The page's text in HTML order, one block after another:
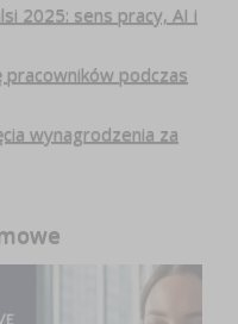
2025: sens pracy, AI i
pracowników podczas
wynagrodzenia za